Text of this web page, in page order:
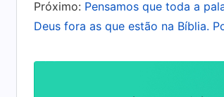
Próximo: Pensamos que toda a
Deus fora as que estão na Bíblia.